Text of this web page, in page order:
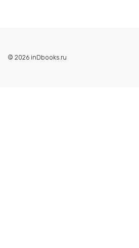
© 2026 inDbooks.ru